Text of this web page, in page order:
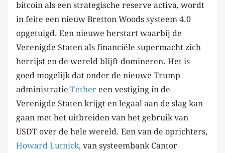
bitcoin als een strategische reserve activa, wordt
in feite een nieuw Bretton Woods systeem 4.0
opgetuigd. Een nieuwe herstart waarbij de
Verenigde Staten als financiële supermacht zich
herrijst en de wereld blijft domineren. Het is
goed mogelijk dat onder de nieuwe Trump
administratie Tether een vestiging in de
Verenigde Staten krijgt en legaal aan de slag kan
gaan met het uitbreiden van het gebruik van
USDT over de hele wereld. Een van de oprichters,
Howard Lutnick, van systeembank Cantor